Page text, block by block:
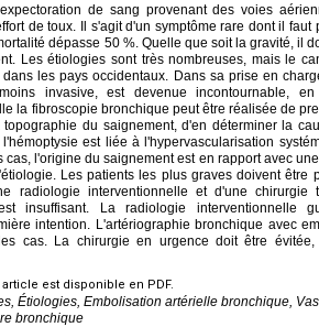
de sang provenant des voies
de toux. Il s'agit d'un symptôme rare dont il
dépasse 50 %. Quelle que soit la gravité, il
Les étiologies sont très nombreuses, mais le
les pays occidentaux. Dans sa prise en
invasive, est devenue incontournable,
la fibroscopie bronchique peut être réalisée de
du saignement, d'en déterminer la
est liée à l'hypervascularisation
cas, l'origine du saignement est en rapport avec
Les patients les plus graves doivent être
radiologie interventionnelle et d'une chirurgie
insuffisant. La radiologie interventionnelle
intention. L'artériographie bronchique avec
cas. La chirurgie en urgence doit être
est disponible en PDF.
Étiologies, Embolisation artérielle bronchique,
bronchique